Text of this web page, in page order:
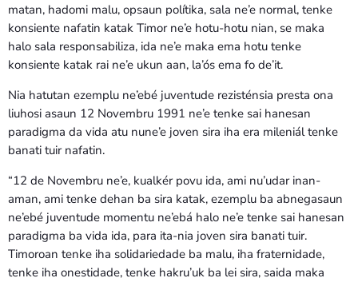
matan, hadomi malu, opsaun polítika, sala ne’e normal, tenke
konsiente nafatin katak Timor ne’e hotu-hotu nian, se maka
halo sala responsabiliza, ida ne’e maka ema hotu tenke
konsiente katak rai ne’e ukun aan, la’ós ema fo de’it.
Nia hatutan ezemplu ne’ebé juventude rezisténsia presta ona
liuhosi asaun 12 Novembru 1991 ne’e tenke sai hanesan
paradigma da vida atu nune’e joven sira iha era mileniál tenke
banati tuir nafatin.
“12 de Novembru ne’e, kualkér povu ida, ami nu’udar inan-
aman, ami tenke dehan ba sira katak, ezemplu ba abnegasaun
ne’ebé juventude momentu ne’ebá halo ne’e tenke sai hanesan
paradigma ba vida ida, para ita-nia joven sira banati tuir.
Timoroan tenke iha solidariedade ba malu, iha fraternidade,
tenke iha onestidade, tenke hakru’uk ba lei sira, saida maka